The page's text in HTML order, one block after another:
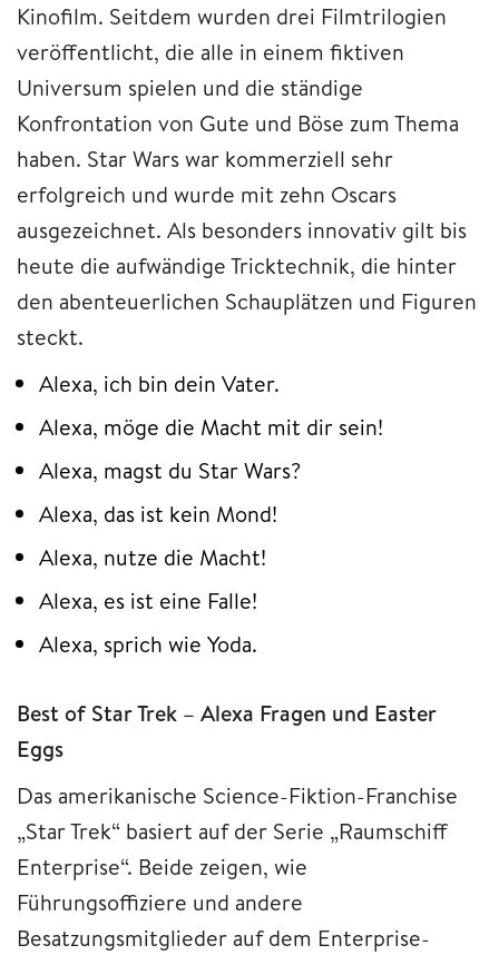
Kinofilm. Seitdem wurden drei Filmtrilogien
veröffentlicht, die alle in einem fiktiven
Universum spielen und die ständige
Konfrontation von Gute und Böse zum Thema
haben. Star Wars war kommerziell sehr
erfolgreich und wurde mit zehn Oscars
ausgezeichnet. Als besonders innovativ gilt bis
heute die aufwändige Tricktechnik, die hinter
den abenteuerlichen Schauplätzen und Figuren
steckt.
Alexa, ich bin dein Vater.
Alexa, möge die Macht mit dir sein!
Alexa, magst du Star Wars?
Alexa, das ist kein Mond!
Alexa, nutze die Macht!
Alexa, es ist eine Falle!
Alexa, sprich wie Yoda.
Best of Star Trek – Alexa Fragen und Easter
Eggs
Das amerikanische Science-Fiktion-Franchise
„Star Trek“ basiert auf der Serie „Raumschiff
Enterprise“. Beide zeigen, wie
Führungsoffiziere und andere
Besatzungsmitglieder auf dem Enterprise-